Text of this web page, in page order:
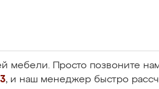
мебели. Просто позвоните
, и наш менеджер быстро